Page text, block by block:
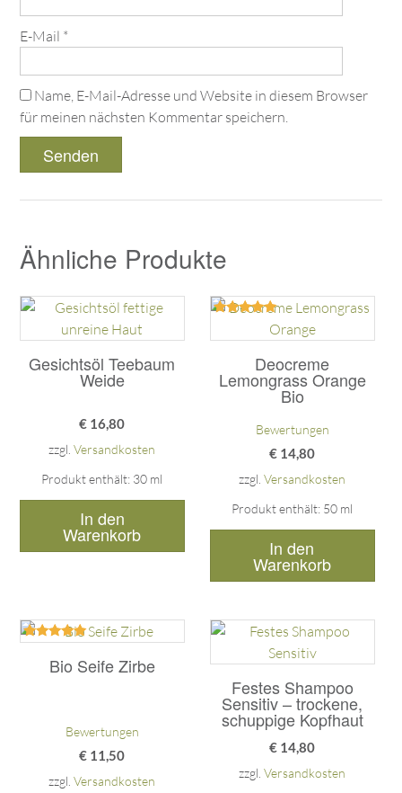
E-Mail *
Name, E-Mail-Adresse und Website in diesem Browser
für meinen nächsten Kommentar speichern.
Ähnliche Produkte
Gesichtsöl Teebaum
Weide
€ 16,80
zzgl.Versandkosten
Produkt enthält: 30 ml
In den
Warenkorb
Deocreme
Lemongrass Orange
Bio
von 5
Bewertungen
€ 14,80
zzgl.Versandkosten
Produkt enthält: 50 ml
In den
Warenkorb
Bio Seife Zirbe
mit
5.00
Bewertungen
€ 11,50
zzgl.Versandkosten
Festes Shampoo
Sensitiv – trockene,
schuppige Kopfhaut
€ 14,80
zzgl.Versandkosten